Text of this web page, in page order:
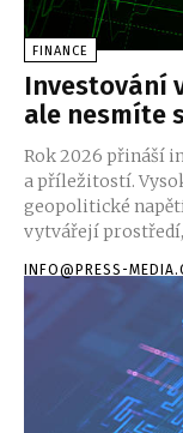
FINANCE
Investování
ale nesmíte
Rok 2026 přináší
a příležitostí.
geopolitické
vytvářejí prostředí,
INFO@PRESS-